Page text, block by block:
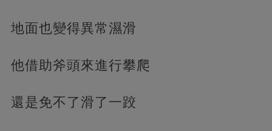
地面也變得異常濕滑
他借助斧頭來進行攀爬
還是免不了滑了一跤